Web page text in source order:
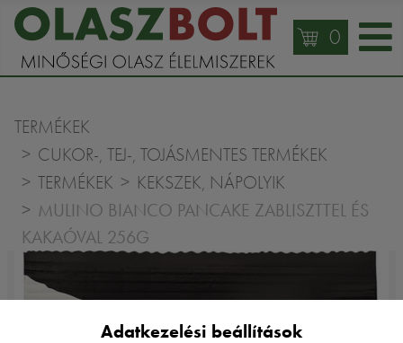
0
TERMÉKEK
CUKOR-, TEJ-, TOJÁSMENTES TERMÉKEK
TERMÉKEK
KEKSZEK, NÁPOLYIK
MULINO BIANCO PANCAKE ZABLISZTTEL ÉS
KAKAÓVAL 256G
Adatkezelési beállítások